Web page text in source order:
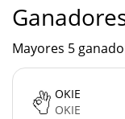
Mayores 5
OKIE
OKIE